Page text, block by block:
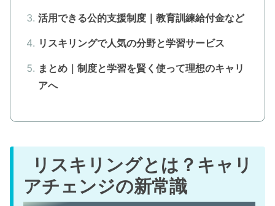
活用できる公的支援制度｜教育訓練給付金など
リスキリングで人気の分野と学習サービス
まとめ｜制度と学習を賢く使って理想のキャリ
アへ
リスキリングとは？キャリ
アチェンジの新常識